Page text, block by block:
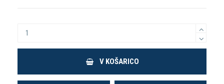
V KOŠARICO